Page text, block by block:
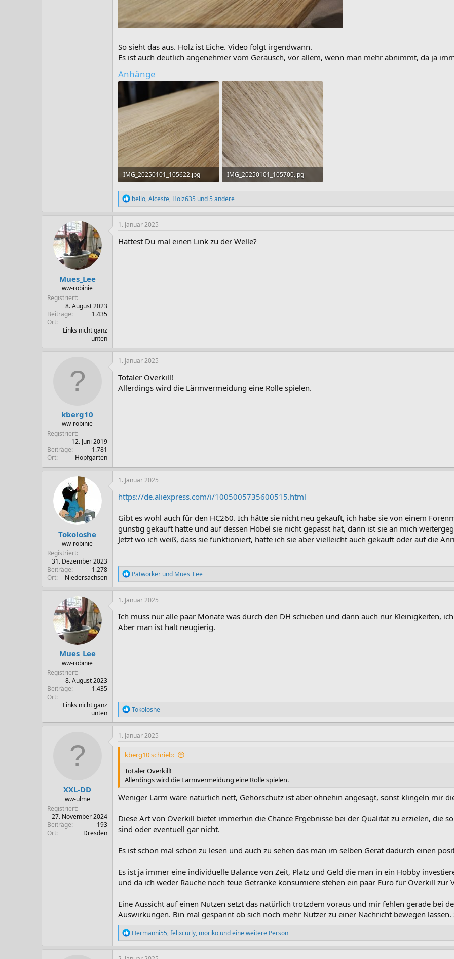
So sieht das aus. Holz ist Eiche. Video folgt irgendwann.
Es ist auch deutlich angenehmer vom Geräusch, vor allem, wenn man mehr abnimmt, da ja
Anhänge
IMG_20250101_105622.jpg
126,5 KB · Aufrufe: 25
IMG_20250101_105700.jpg
217,4 KB · Aufrufe: 24
R
e
a
k
i
o
bello,Alceste, Holz635 und 5 andere
Mues_Lee
ww-robinie
Registriert
8. August 2023
Beiträge
1.435
Ort
Links nicht ganz
unten
1. Januar 2025
Hättest Du mal einen Link zu der Welle?
kberg10
ww-robinie
Registriert
12. Juni 2019
Beiträge
1.781
Ort
Hopfgarten
1. Januar 2025
Totaler Overkill!
Allerdings wird die Lärmvermeidung eine Rolle spielen.
Tokoloshe
ww-robinie
Registriert
31. Dezember 2023
Beiträge
1.278
Ort
Niedersachsen
1. Januar 2025
https://de.aliexpress.com/i/1005005735600515.html
Gibt es wohl auch für den HC260. Ich hätte sie nicht neu gekauft, ich habe sie von einem
günstig gekauft hatte und auf dessen Hobel sie nicht gepasst hat, dann ist sie an mich
Jetzt wo ich weiß, dass sie funktioniert, hätte ich sie aber vielleicht auch gekauft oder auf die
R
e
a
k
i
o
n
Patworker und Mues_Lee
Mues_Lee
ww-robinie
Registriert
8. August 2023
Beiträge
1.435
Ort
Links nicht ganz
unten
1. Januar 2025
Ich muss nur alle paar Monate was durch den DH schieben und dann auch nur Kleinigkeiten,
Aber man ist halt neugierig.
R
e
a
k
o
e
n
Tokoloshe
XXL-DD
ww-ulme
Registriert
27. November 2024
Beiträge
193
Ort
Dresden
1. Januar 2025
kberg10 schrieb:
Totaler Overkill!
Allerdings wird die Lärmvermeidung eine Rolle spielen.
Weniger Lärm wäre natürlich nett, Gehörschutz ist aber ohnehin angesagt, sonst klingeln mir
Diese Art von Overkill bietet immerhin die Chance Ergebnisse bei der Qualität zu erzielen, die
sind oder eventuell gar nicht.
Es ist schon mal schön zu lesen und auch zu sehen das man im selben Gerät dadurch einen
Es ist ja immer eine individuelle Balance von Zeit, Platz und Geld die man in ein Hobby
und da ich weder Rauche noch teue Getränke konsumiere stehen ein paar Euro für Overkill zur
Eine Aussicht auf einen Nutzen setzt das natürlich trotzdem voraus und mir fehlen gerade bei
Auswirkungen. Bin mal gespannt ob sich noch mehr Nutzer zu einer Nachricht bewegen
R
e
a
k
Hermanni55,felixcurly, moriko und eine weitere Person